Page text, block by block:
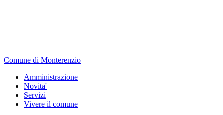
Comune di Monterenzio
Amministrazione
Novita'
Servizi
Vivere il comune